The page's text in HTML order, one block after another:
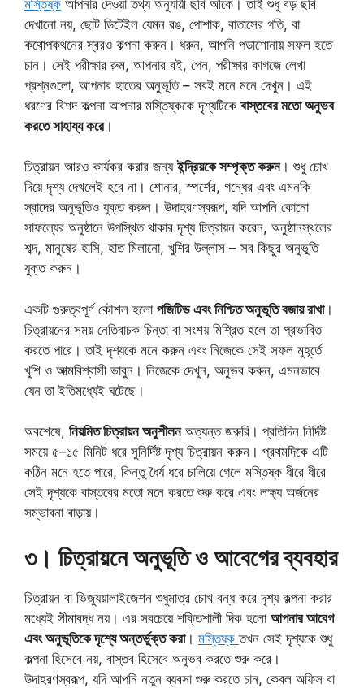
মস্তিষ্ক আপনার দেওয়া তথ্য অনুযায়ী ছবি আঁকে। তাই শুধু বড় ছবি
দেখানো নয়, ছোট ডিটেইল যেমন রঙ, পোশাক, বাতাসের গতি, বা
কথোপকথনের স্বরও কল্পনা করুন। ধরুন, আপনি পড়াশোনায় সফল হতে
চান। সেই পরীক্ষার রুম, আপনার বই, পেন, পরীক্ষার কাগজে লেখা
প্রশ্নগুলো, আপনার হাতের অনুভূতি – সবই মনে মনে দেখুন। এই
ধরণের বিশদ কল্পনা আপনার মস্তিষ্ককে দৃশ্যটিকে বাস্তবের মতো অনুভব
করতে সাহায্য করে।
চিত্রায়ন আরও কার্যকর করার জন্যইন্দ্রিয়কে সম্পৃক্ত করুন। শুধু চোখ
দিয়ে দৃশ্য দেখলেই হবে না। শোনার, স্পর্শের, গন্ধের এবং এমনকি
স্বাদের অনুভূতিও যুক্ত করুন। উদাহরণস্বরূপ, যদি আপনি কোনো
সাফল্যের অনুষ্ঠানে উপস্থিত থাকার দৃশ্য চিত্রায়ন করেন, অনুষ্ঠানস্থলের
শব্দ, মানুষের হাসি, হাত মিলানো, খুশির উল্লাস – সব কিছুর অনুভূতি
যুক্ত করুন।
একটি গুরুত্বপূর্ণ কৌশল হলো পজিটিভ এবং নিশ্চিত অনুভূতি বজায় রাখা।
চিত্রায়নের সময় নেতিবাচক চিন্তা বা সংশয় মিশ্রিত হলে তা প্রভাবিত
করতে পারে। তাই দৃশ্যকে মনে করুন এবং নিজেকে সেই সফল মুহূর্তে
খুশি ও আত্মবিশ্বাসী ভাবুন। নিজেকে দেখুন, অনুভব করুন, এমনভাবে
যেন তা ইতিমধ্যেই ঘটেছে।
অবশেষে, নিয়মিত চিত্রায়ন অনুশীলনঅত্যন্ত জরুরি। প্রতিদিন নির্দিষ্ট
সময়ে ৫–১৫ মিনিট ধরে সুনির্দিষ্ট দৃশ্য চিত্রায়ন করুন। প্রথমদিকে এটি
কঠিন মনে হতে পারে, কিন্তু ধৈর্য ধরে চালিয়ে গেলে মস্তিষ্ক ধীরে ধীরে
সেই দৃশ্যকে বাস্তবের মতো মনে করতে শুরু করে এবং লক্ষ্য অর্জনের
সম্ভাবনা বাড়ায়।
৩। চিত্রায়নে অনুভূতি ও আবেগের ব্যবহার
চিত্রায়ন বা ভিজ্যুয়ালাইজেশন শুধুমাত্র চোখ বন্ধ করে দৃশ্য কল্পনা করার
মধ্যেই সীমাবদ্ধ নয়। এর সবচেয়ে শক্তিশালী দিক হলো আপনার আবেগ
এবং অনুভূতিকে দৃশ্যে অন্তর্ভুক্ত করা। মস্তিষ্কতখন সেই দৃশ্যকে শুধু
কল্পনা হিসেবে নয়, বাস্তব হিসেবে অনুভব করতে শুরু করে।
উদাহরণস্বরূপ, যদি আপনি নতুন ব্যবসা শুরু করতে চান, কেবল অফিস বা